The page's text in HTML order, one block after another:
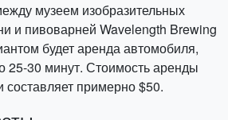
музеем изобразительных
и пивоварней Wavelength Brewing
будет аренда автомобиля,
25-30 минут. Стоимость аренды
составляет примерно $50.